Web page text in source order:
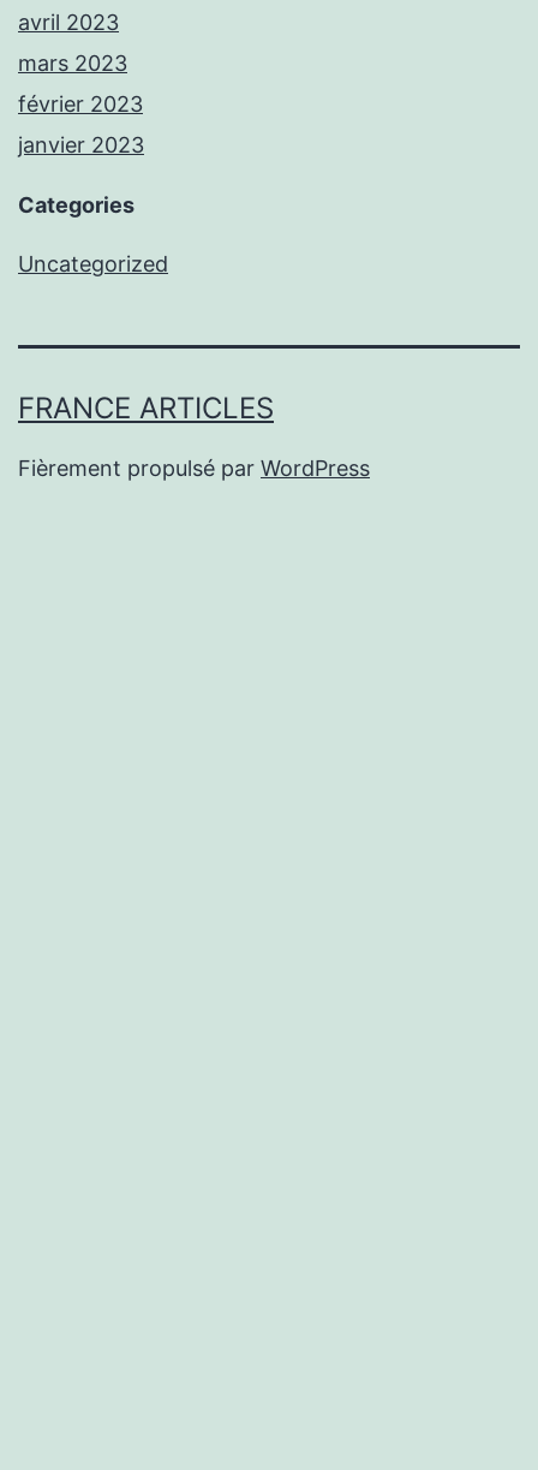
avril 2023
mars 2023
février 2023
janvier 2023
Categories
Uncategorized
FRANCE ARTICLES
Fièrement propulsé par WordPress